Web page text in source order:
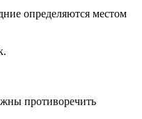
определяются местом
противоречить